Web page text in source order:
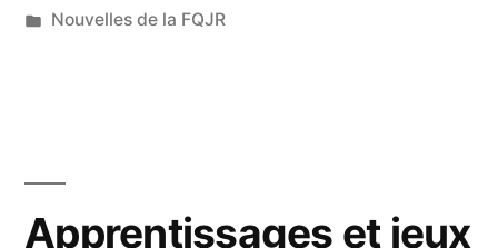
par
Publié
Nouvelles de la FQJR
Apprentissages et jeux